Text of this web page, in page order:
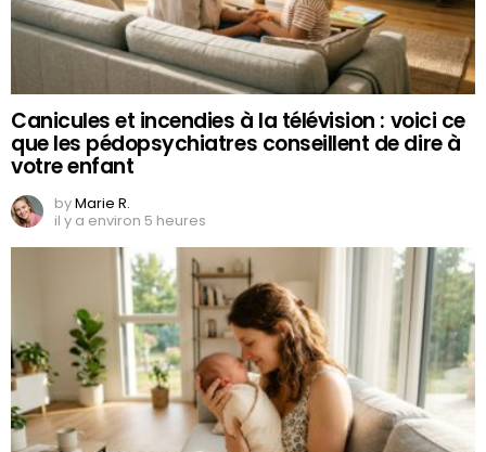
Canicules et incendies à la télévision : voici ce
que les pédopsychiatres conseillent de dire à
votre enfant
byMarie R.
il y a environ 5 heures